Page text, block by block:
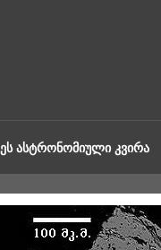
ᲔᲡ ᲐᲡᲢᲠᲝᲜᲝᲛᲘᲣᲚᲘ ᲙᲕᲘᲠᲐ